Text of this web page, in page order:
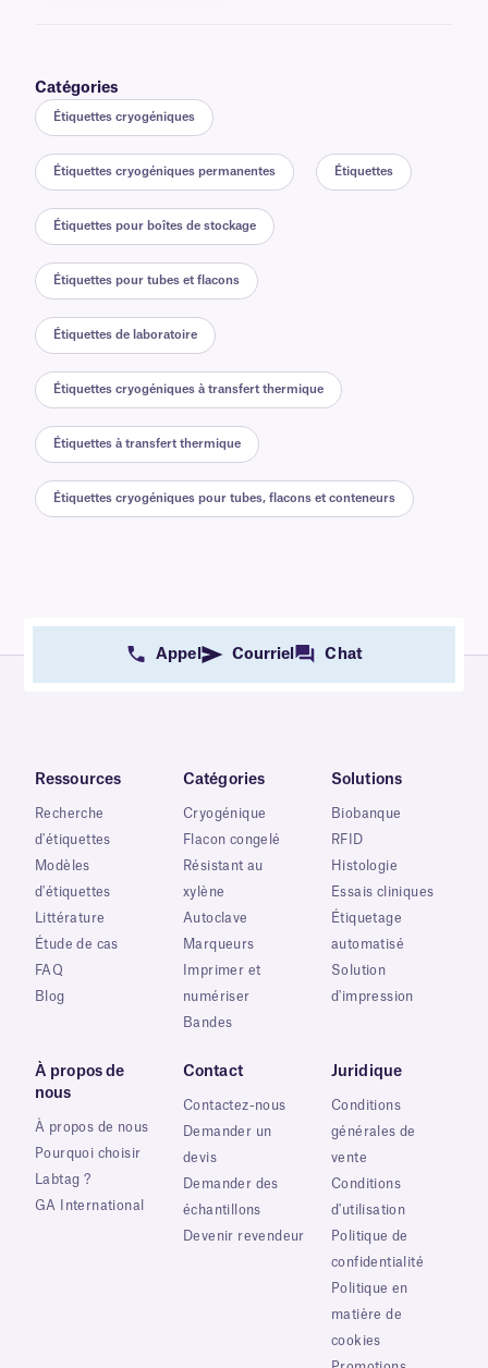
Catégories
Étiquettes cryogéniques
Étiquettes cryogéniques permanentes Étiquettes
Étiquettes pour boîtes de stockage
Étiquettes pour tubes et flacons
Étiquettes de laboratoire
Étiquettes cryogéniques à transfert thermique
Étiquettes à transfert thermique
Étiquettes cryogéniques pour tubes, flacons et conteneurs
Appel Courriel Chat
Ressources
Recherche
d'étiquettes
Modèles
d'étiquettes
Littérature
Étude de cas
FAQ
Blog
Catégories
Cryogénique
Flacon congelé
Résistant au
xylène
Autoclave
Marqueurs
Imprimer et
numériser
Bandes
Solutions
Biobanque
RFID
Histologie
Essais cliniques
Étiquetage
automatisé
Solution
d'impression
À propos de
nous
À propos de nous
Pourquoi choisir
Labtag ?
GA International
Contact
Contactez-nous
Demander un
devis
Demander des
échantillons
Devenir revendeur
Juridique
Conditions
générales de
vente
Conditions
d'utilisation
Politique de
confidentialité
Politique en
matière de
cookies